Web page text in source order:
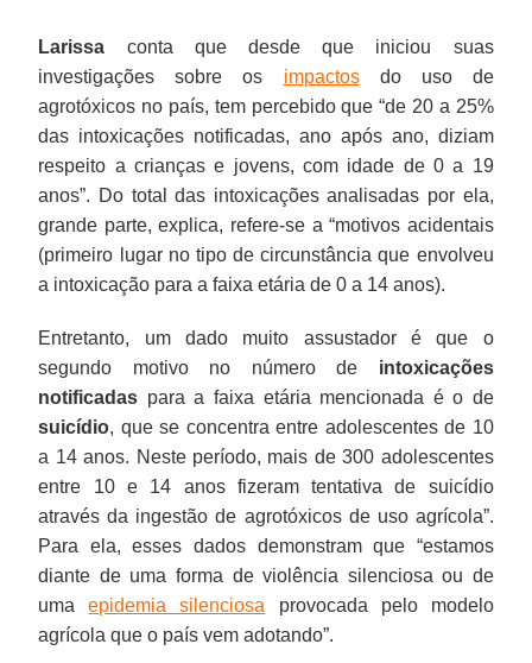
Larissa conta que desde que iniciou suas
investigações sobre os impactosdo uso de
agrotóxicos no país, tem percebido que “de 20 a 25%
das intoxicações notificadas, ano após ano, diziam
respeito a crianças e jovens, com idade de 0 a 19
anos”. Do total das intoxicações analisadas por ela,
grande parte, explica, refere-se a “motivos acidentais
(primeiro lugar no tipo de circunstância que envolveu
a intoxicação para a faixa etária de 0 a 14 anos).
Entretanto, um dado muito assustador é que o
segundo motivo no número de intoxicações
notificadas para a faixa etária mencionada é o de
suicídio, que se concentra entre adolescentes de 10
a 14 anos. Neste período, mais de 300 adolescentes
entre 10 e 14 anos fizeram tentativa de suicídio
através da ingestão de agrotóxicos de uso agrícola”.
Para ela, esses dados demonstram que “estamos
diante de uma forma de violência silenciosa ou de
umaepidemia silenciosa provocada pelo modelo
agrícola que o país vem adotando”.